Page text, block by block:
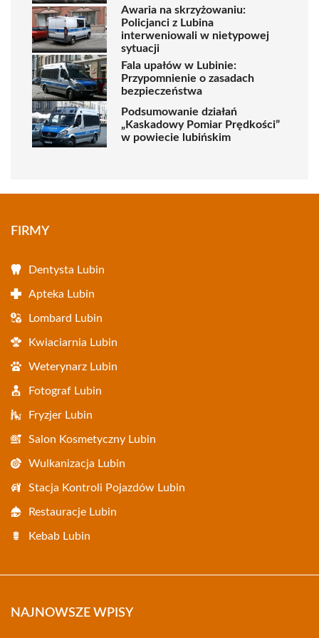
Awaria na skrzyżowaniu:
Policjanci z Lubina
interweniowali w nietypowej
sytuacji
Fala upałów w Lubinie:
Przypomnienie o zasadach
bezpieczeństwa
Podsumowanie działań
„Kaskadowy Pomiar Prędkości”
w powiecie lubińskim
FIRMY
Dentysta Lubin
Apteka Lubin
Lombard Lubin
Kwiaciarnia Lubin
Weterynarz Lubin
Fotograf Lubin
Fryzjer Lubin
Salon Kosmetyczny Lubin
Wulkanizacja Lubin
Stacja Kontroli Pojazdów Lubin
Restauracje Lubin
Kebab Lubin
NAJNOWSZE WPISY